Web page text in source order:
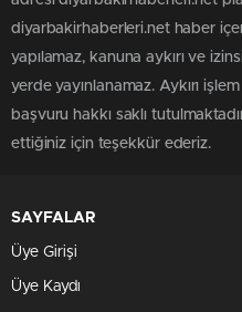
diyarbakirhaberleri.net haber
yapılamaz, kanuna aykırı ve
yerde yayınlanamaz. Aykırı
başvuru hakkı saklı
ettiğiniz için teşekkür ederiz.
SAYFALAR
Üye Girişi
Üye Kaydı